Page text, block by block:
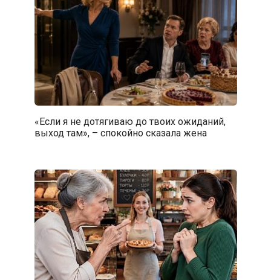
«Если я не дотягиваю до твоих ожиданий,
выход там», – спокойно сказала жена